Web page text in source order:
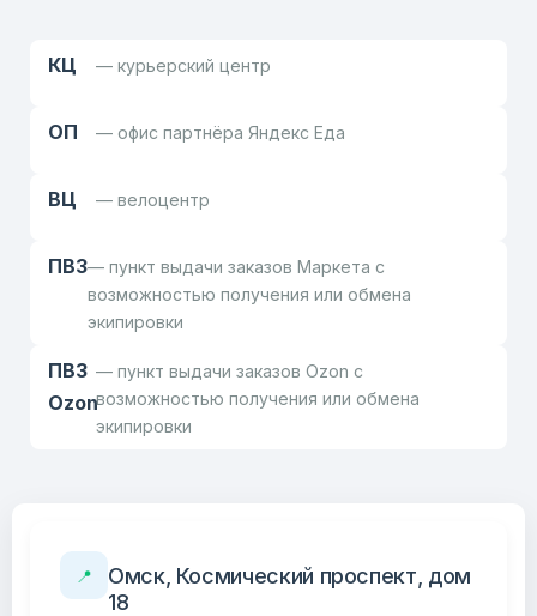
КЦ — курьерский центр
ОП — офис партнёра Яндекс Еда
ВЦ — велоцентр
ПВЗ— пункт выдачи заказов Маркета с
возможностью получения или обмена
экипировки
ПВЗ
Ozon
— пункт выдачи заказов Ozon с
возможностью получения или обмена
экипировки
📍
Омск, Космический проспект, дом
18